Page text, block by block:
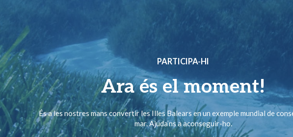
PARTICIPA-HI
Ara és el moment!
És a les nostres mans convertir les Illes Balears en un exemple mundial de
mar. Ajuda’ns a aconseguir-ho.